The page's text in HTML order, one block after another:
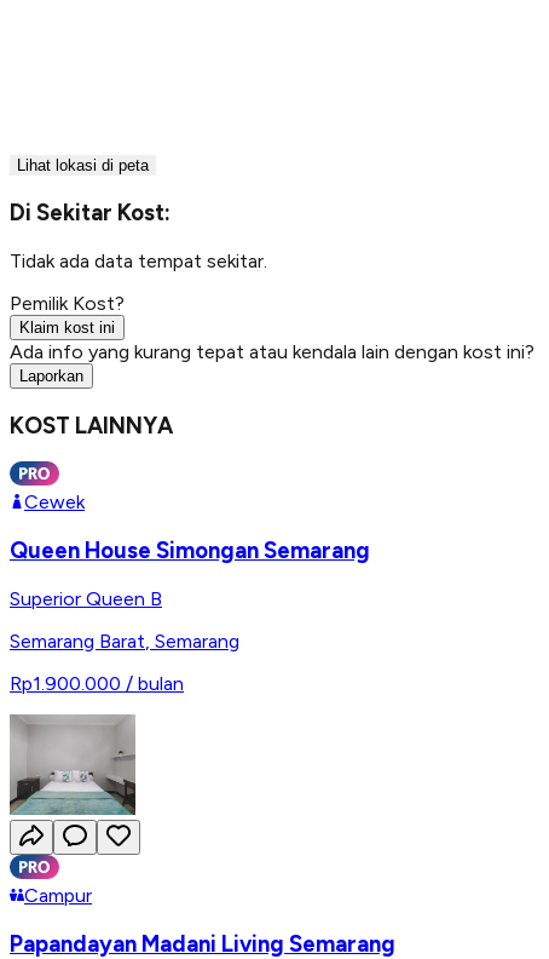
Lihat lokasi di peta
Di Sekitar Kost:
Tidak ada data tempat sekitar.
Pemilik Kost?
Klaim kost ini
Ada info yang kurang tepat atau kendala lain dengan kost ini?
Laporkan
KOST LAINNYA
Cewek
Queen House Simongan Semarang
Superior Queen B
Semarang Barat Semarang
Rp1.900.000 / bulan
Campur
Papandayan Madani Living Semarang